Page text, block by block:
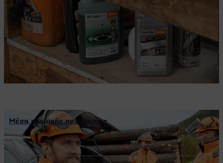
Μέσα ατομικής προστασίας